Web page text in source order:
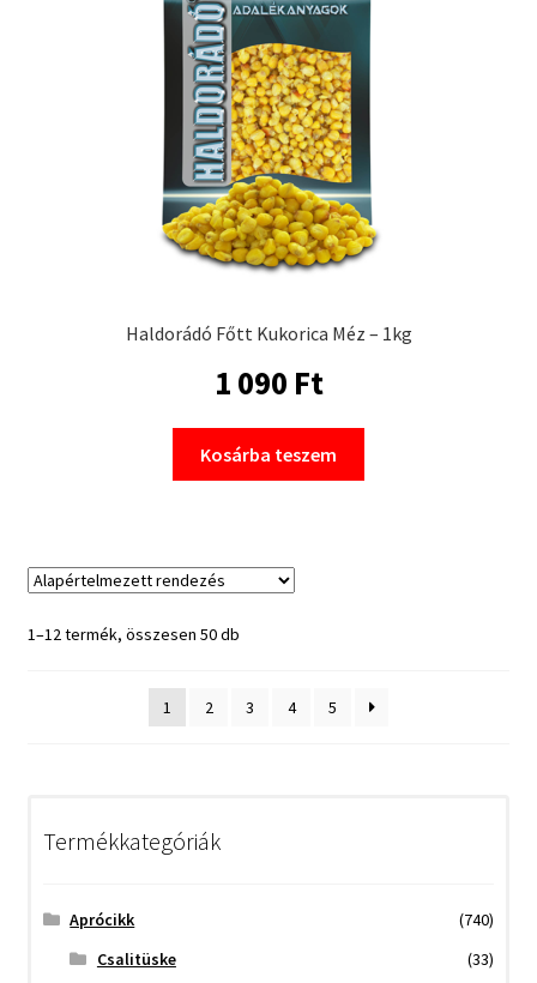
Haldorádó Főtt Kukorica Méz – 1kg
1 090 Ft
Kosárba teszem
1–12 termék, összesen 50 db
1 2 3 4 5
Termékkategóriák
Aprócikk
(740)
Csalitüske
(33)